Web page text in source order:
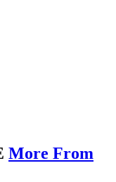
More From